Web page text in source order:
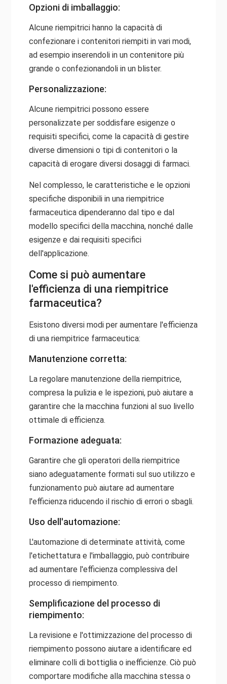
Opzioni di imballaggio:
Alcune riempitrici hanno la capacità di
confezionare i contenitori riempiti in vari modi,
ad esempio inserendoli in un contenitore più
grande o confezionandoli in un blister.
Personalizzazione:
Alcune riempitrici possono essere
personalizzate per soddisfare esigenze o
requisiti specifici, come la capacità di gestire
diverse dimensioni o tipi di contenitori o la
capacità di erogare diversi dosaggi di farmaci.
Nel complesso, le caratteristiche e le opzioni
specifiche disponibili in una riempitrice
farmaceutica dipenderanno dal tipo e dal
modello specifici della macchina, nonché dalle
esigenze e dai requisiti specifici
dell'applicazione.
Come si può aumentare
l'efficienza di una riempitrice
farmaceutica?
Esistono diversi modi per aumentare l'efficienza
di una riempitrice farmaceutica:
Manutenzione corretta:
La regolare manutenzione della riempitrice,
compresa la pulizia e le ispezioni, può aiutare a
garantire che la macchina funzioni al suo livello
ottimale di efficienza.
Formazione adeguata:
Garantire che gli operatori della riempitrice
siano adeguatamente formati sul suo utilizzo e
funzionamento può aiutare ad aumentare
l'efficienza riducendo il rischio di errori o sbagli.
Uso dell'automazione:
L'automazione di determinate attività, come
l'etichettatura e l'imballaggio, può contribuire
ad aumentare l'efficienza complessiva del
processo di riempimento.
Semplificazione del processo di
riempimento:
La revisione e l'ottimizzazione del processo di
riempimento possono aiutare a identificare ed
eliminare colli di bottiglia o inefficienze. Ciò può
comportare modifiche alla macchina stessa o